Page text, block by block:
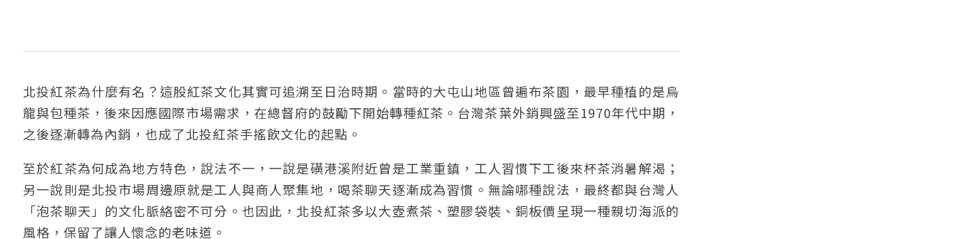
北投紅茶為什麼有名？這股紅茶文化其實可追溯至日治時期。當時的大屯山地區曾遍布茶園，最早種植的是烏
龍與包種茶，後來因應國際市場需求，在總督府的鼓勵下開始轉種紅茶。台灣茶葉外銷興盛至1970年代中期，
之後逐漸轉為內銷，也成了北投紅茶手搖飲文化的起點。
至於紅茶為何成為地方特色，說法不一，一說是磺港溪附近曾是工業重鎮，工人習慣下工後來杯茶消暑解渴；
另一說則是北投市場周邊原就是工人與商人聚集地，喝茶聊天逐漸成為習慣。無論哪種說法，最終都與台灣人
「泡茶聊天」的文化脈絡密不可分。也因此，北投紅茶多以大壺煮茶、塑膠袋裝、銅板價呈現一種親切海派的
風格，保留了讓人懷念的老味道。